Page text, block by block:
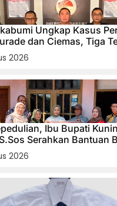
Ungkap Kasus
dan Ciemas, Tiga
2026
Ibu Bupati
Serahkan Bantuan
Bencana di Desa
2026